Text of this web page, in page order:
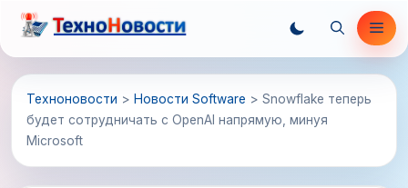
Перейти
содержимому
Техноновости > Новости Software > Snowflake теперь
будет сотрудничать с OpenAI напрямую, минуя
Microsoft